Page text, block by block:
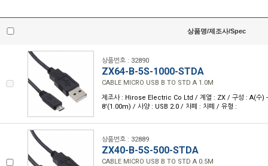
상품명/제조사/Spec
상품번호 : 32890
ZX64-B-5S-1000-STDA
CABLE MICRO USB B TO STD A 1.0M
제조사 : Hirose Electric Co Ltd / 계열 : ZX / 구성 : A(수)
8'(1.00m) / 사양 : USB 2.0 / 차폐 : 차폐 / 유형 :
상품번호 : 32889
ZX40-B-5S-500-STDA
CABLE MICRO USB B TO STD A 0.5M